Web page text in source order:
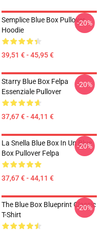
Semplice Blue Box Pullover
Hoodie
39,51 € - 45,95 €
-20%
Starry Blue Box Felpa
Essenziale Pullover
37,67 € - 44,11 €
-20%
La Snella Blue Box In Un Blue
Box Pullover Felpa
37,67 € - 44,11 €
-20%
The Blue Box Blueprint Classic
T-Shirt
-20%